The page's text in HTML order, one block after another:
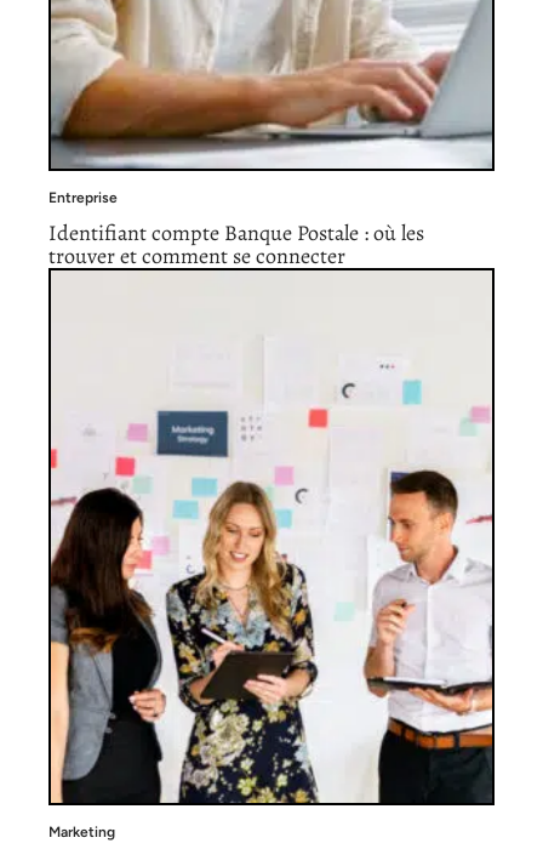
Entreprise
Identifiant compte Banque Postale : où les
trouver et comment se connecter
Marketing